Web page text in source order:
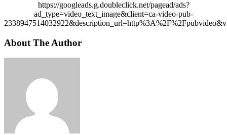
https://googleads.g.doubleclick.net/pagead/ads?
ad_type=video_text_image&client=ca-video-pub-
About The Author